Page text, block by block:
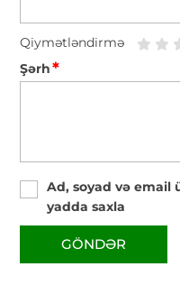
Qiymətləndirmə
Şərh*
Ad, soyad və email
yadda saxla
GÖNDƏR